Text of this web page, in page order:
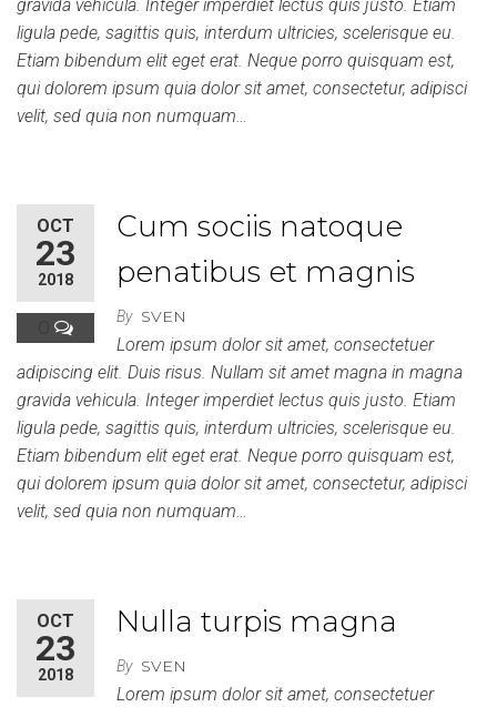
gravida vehicula. Integer imperdiet lectus quis justo. Etiam
ligula pede, sagittis quis, interdum ultricies, scelerisque eu.
Etiam bibendum elit eget erat. Neque porro quisquam est,
qui dolorem ipsum quia dolor sit amet, consectetur, adipisci
velit, sed quia non numquam…
OCT
23
2018
Cum sociis natoque
penatibus et magnis
By SVEN
Lorem ipsum dolor sit amet, consectetuer
adipiscing elit. Duis risus. Nullam sit amet magna in magna
gravida vehicula. Integer imperdiet lectus quis justo. Etiam
ligula pede, sagittis quis, interdum ultricies, scelerisque eu.
Etiam bibendum elit eget erat. Neque porro quisquam est,
qui dolorem ipsum quia dolor sit amet, consectetur, adipisci
velit, sed quia non numquam…
OCT
23
2018
Nulla turpis magna
By SVEN
Lorem ipsum dolor sit amet, consectetuer